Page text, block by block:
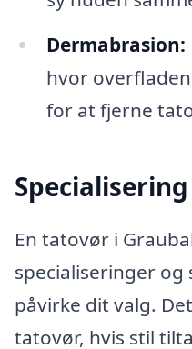
Dermabrasion:
hvor
for at fjerne
En tatovør i
specialiseringer og
påvirke dit valg.
tatovør, hvis stil